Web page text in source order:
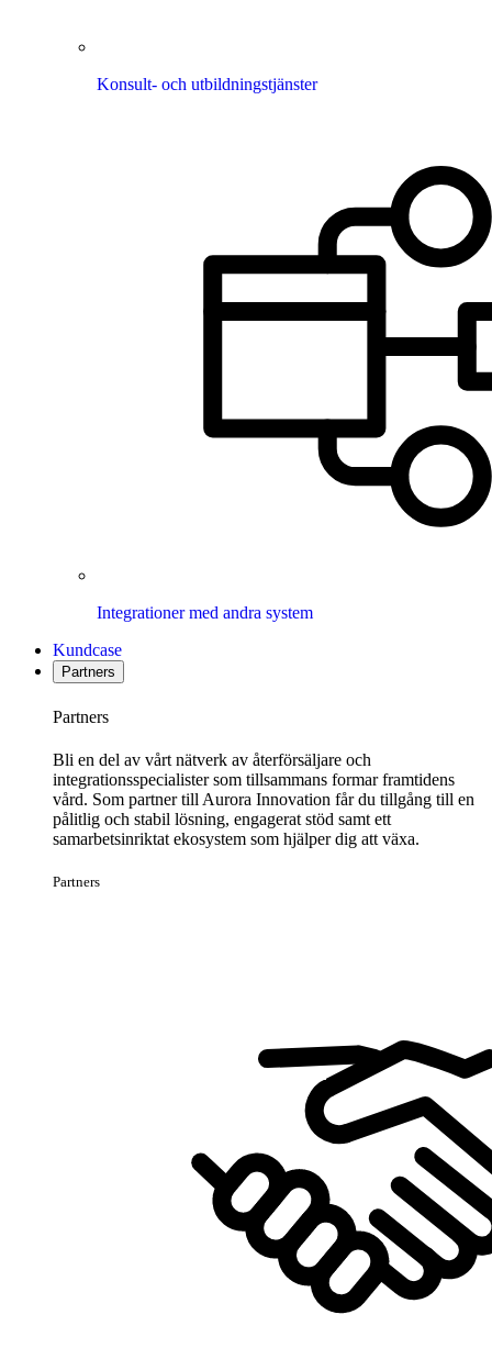
Konsult- och utbildningstjänster
Integrationer med andra system
Kundcase
Partners
Partners
Bli en del av vårt nätverk av återförsäljare och
integrationsspecialister som tillsammans formar framtidens
vård. Som partner till Aurora Innovation får du tillgång till en
pålitlig och stabil lösning, engagerat stöd samt ett
samarbetsinriktat ekosystem som hjälper dig att växa.
Partners